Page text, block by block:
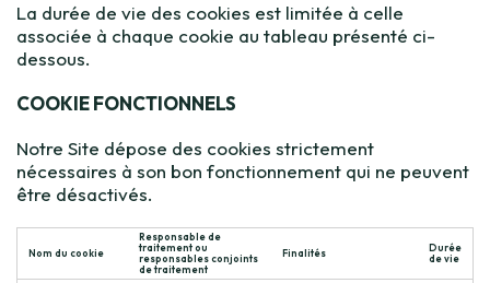
La durée de vie des cookies est limitée à celle
associée à chaque cookie au tableau présenté ci-
dessous.
COOKIE FONCTIONNELS
Notre Site dépose des cookies strictement
nécessaires à son bon fonctionnement qui ne peuvent
être désactivés.
Nom du cookie
Responsable de
traitement ou
responsables conjoints
de traitement
Finalités
Durée
de vie